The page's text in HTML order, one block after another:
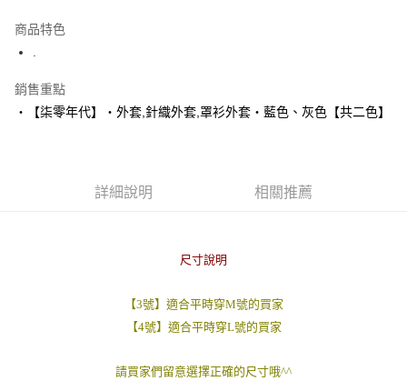
街口支付
悠遊付
AFTEE先享後付
３．安心：先確認商品／服務後，再付款。
結帳頁面，進行簡訊認證並確認金額後，即可完成結帳。
每筆NT$80，滿NT$1,800(含以上)免運費
先付款後全家取貨
商品特色
銷售重點
‧【柒零年代】‧外套,針織外套,罩衫外套‧藍色、灰色【共二色】
詳細說明 相關推薦
尺寸說明
【3號】適合平時穿M號的買家
【4號】適合平時穿L號的買家
請買家們留意選擇正確的尺寸哦^^